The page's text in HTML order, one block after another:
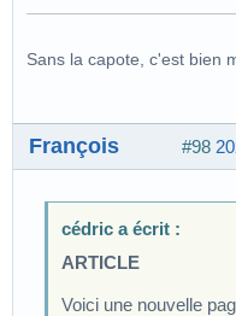
Sans la capote, c'est bien
#98
François
cédric a écrit :
ARTICLE
Voici une nouvelle